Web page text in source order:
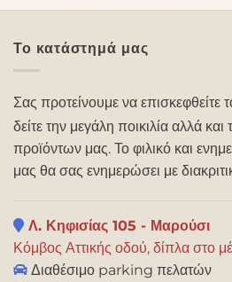
Το κατάστημά μας
Σας προτείνουμε να επισκεφθείτε
δείτε την μεγάλη ποικιλία αλλά
προϊόντων μας. Το φιλικό και
μας θα σας ενημερώσει με
Λ. Κηφισίας 105 - Μαρούσι
Κόμβος Αττικής οδού, δίπλα στο
Διαθέσιμο parking πελατών